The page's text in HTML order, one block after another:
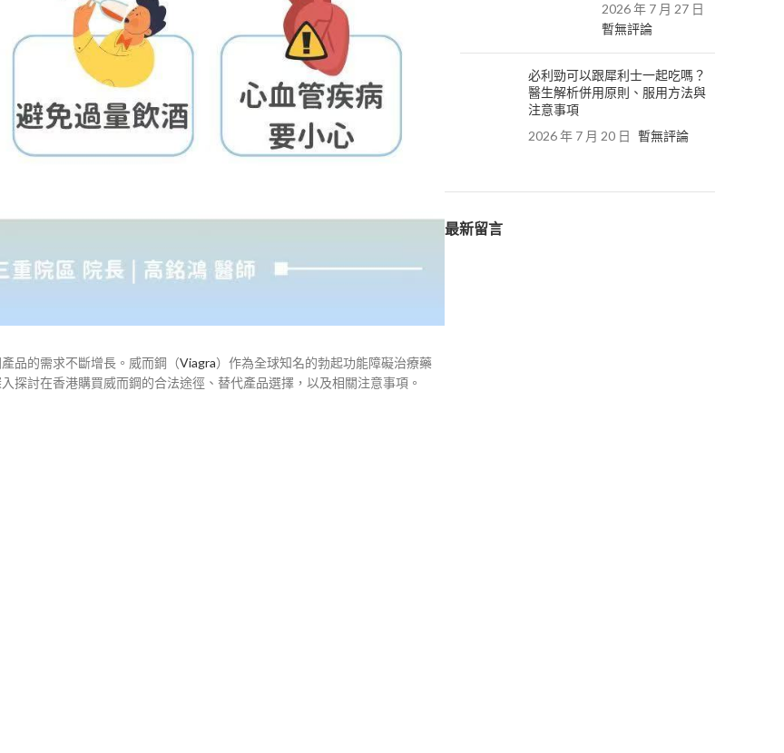
品的需求不斷增長。威而鋼（Viagra）作為全球知名的勃起功能障礙治療藥
探討在香港購買威而鋼的合法途徑、替代產品選擇，以及相關注意事項。
2026 年 7 月 27 日
暫無評論
必利勁可以跟犀利士一起吃嗎？
醫生解析併用原則、服用方法與
注意事項
2026 年 7 月 20 日 暫無評論
最新留言